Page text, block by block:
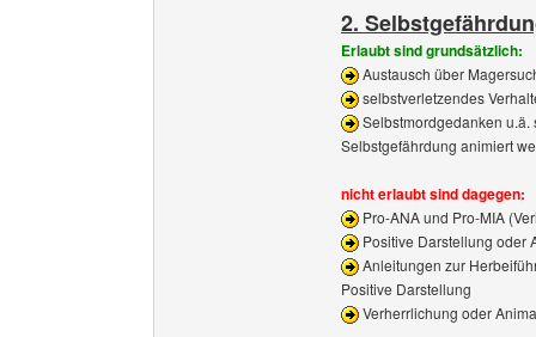
2.
Erlaubt sind grundsätzlich:
Austausch über
selbstverletzendes
Selbstmordgedanken
Selbstgefährdung animiert
nicht erlaubt sind dagegen:
Pro-ANA und Pro-MIA
Positive Darstellung oder
Anleitungen zur
Positive Darstellung
Verherrlichung oder